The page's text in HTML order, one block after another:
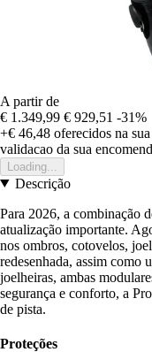
A partir de
€ 1.349,99 € 929,51 -31%
+€ 46,48 oferecidos na
validacao da sua
Loading...
Descrição
Para 2026, a combinação
atualização importante.
nos ombros, cotovelos,
redesenhada, assim como
joelheiras, ambas
segurança e conforto, a
de pista.
Proteções